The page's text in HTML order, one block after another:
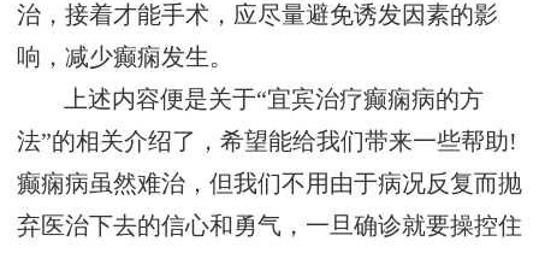
治，接着才能手术，应尽量避免诱发因素的影
响，减少癫痫发生。
上述内容便是关于“宜宾治疗癫痫病的方
法”的相关介绍了，希望能给我们带来一些帮助!
癫痫病虽然难治，但我们不用由于病况反复而抛
弃医治下去的信心和勇气，一旦确诊就要操控住